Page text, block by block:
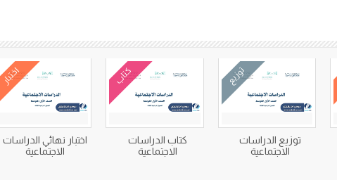
توزيع
توزيع الدراسات
الاجتماعية
كتاب
كتاب الدراسات
الاجتماعية
اختبار
اختبار نهائي الدراسات
الاجتماعية